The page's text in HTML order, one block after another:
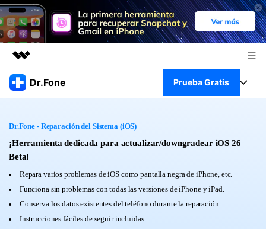
Productos destacados
Soluciones
Quiénes somos
Sala de prensa
Tienda
Dr.Fone Prueba Gratis
Ver Kit Completo >
Productos
Para PC
Para Celular
Recursos
Descubre lo mejor de Dr.Fone
Blog
Dr.Fone - Reparación del Sistema (iOS)
¡Herramienta dedicada para actualizar/downgradear iOS 26
Beta!
Repara varios problemas de iOS como pantalla negra de iPhone, etc.
Funciona sin problemas con todas las versiones de iPhone y iPad.
Conserva los datos existentes del teléfono durante la reparación.
Instrucciones fáciles de seguir incluidas.